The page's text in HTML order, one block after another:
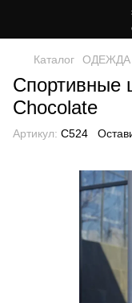
Каталог ОДЕЖДА
Спортивные
Chocolate
Артикул: C524